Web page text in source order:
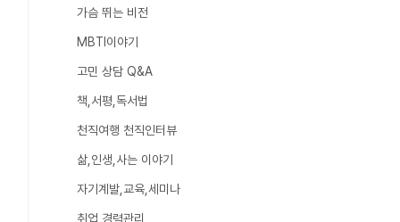
가슴 뛰는 비전
MBTI이야기
고민 상담 Q&A
책,서평,독서법
천직여행 천직인터뷰
삶,인생,사는 이야기
자기계발,교육,세미나
취업,경력관리